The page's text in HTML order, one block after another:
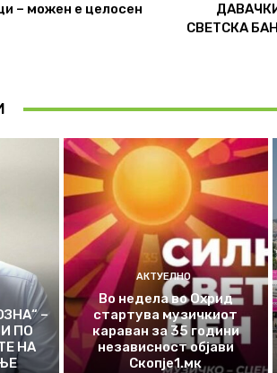
– можен е целосен
СВЕТСКА
–
ПО
НА
АКТУЕЛНО
Во недела во Охрид
стартува музичкиот
караван за 35 години
независност објави
Скопје1.мк